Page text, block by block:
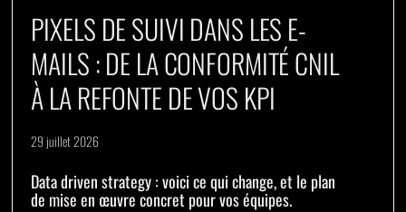
PIXELS DE SUIVI DANS LES E-
MAILS : DE LA CONFORMITÉ CNIL
À LA REFONTE DE VOS KPI
29 juillet 2026
Data driven strategy : voici ce qui change, et le plan
de mise en œuvre concret pour vos équipes.